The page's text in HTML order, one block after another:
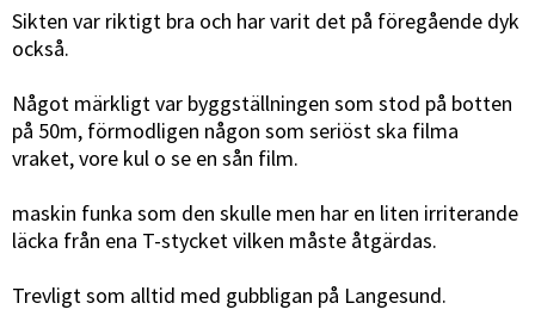
Sikten var riktigt bra och har varit det på föregående dyk
också.
Något märkligt var byggställningen som stod på botten
på 50m, förmodligen någon som seriöst ska filma
vraket, vore kul o se en sån film.
maskin funka som den skulle men har en liten irriterande
läcka från ena T-stycket vilken måste åtgärdas.
Trevligt som alltid med gubbligan på Langesund.